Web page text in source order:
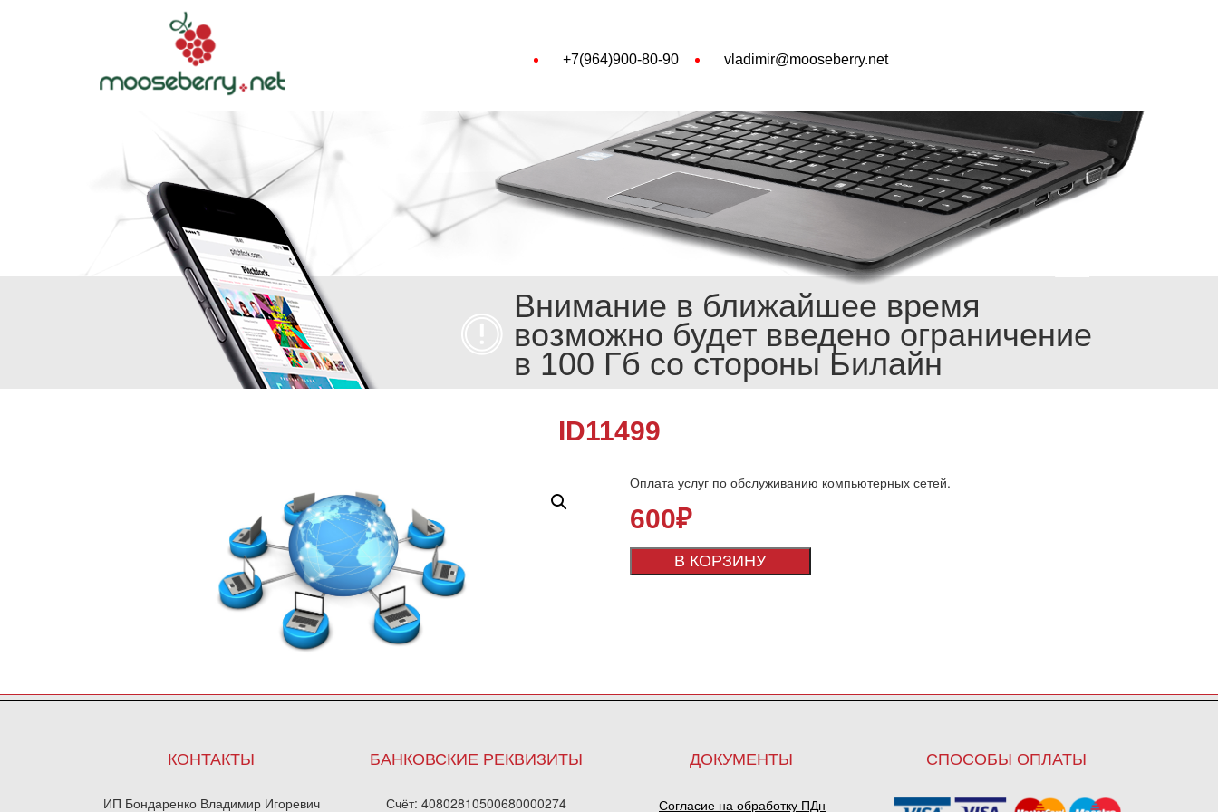
+7(964)900-80-90 vladimir@mooseberry.net
Внимание в ближайшее время
возможно будет введено ограничение
в 100 Гб со стороны Билайн
ID11499
Оплата услуг по обслуживанию компьютерных сетей.
600₽
В КОРЗИНУ
КОНТАКТЫ
ИП Бондаренко Владимир Игоревич
БАНКОВСКИЕ РЕКВИЗИТЫ
Счёт: 40802810500680000274
ДОКУМЕНТЫ
Согласие на обработку ПДн
СПОСОБЫ ОПЛАТЫ